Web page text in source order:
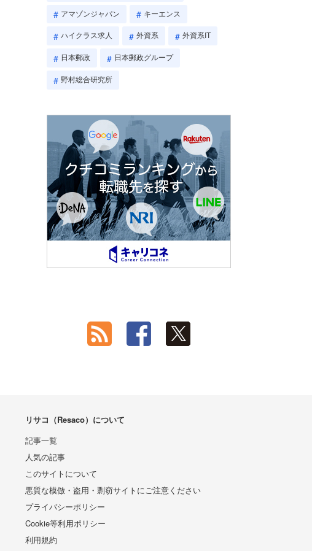
アマゾンジャパン キーエンス
ハイクラス求人 外資系 外資系IT
日本郵政 日本郵政グループ
野村総合研究所
リサコ（Resaco）について
記事一覧
人気の記事
このサイトについて
悪質な模倣・盗用・剽窃サイトにご注意ください
プライバシーポリシー
Cookie等利用ポリシー
利用規約